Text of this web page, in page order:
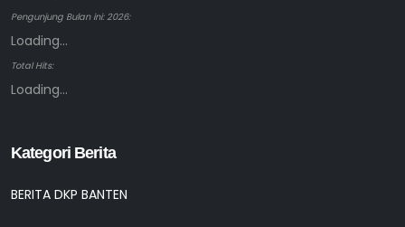
Pengunjung Bulan ini: 2026:
Loading...
Total Hits:
Loading...
Kategori Berita
BERITA DKP BANTEN